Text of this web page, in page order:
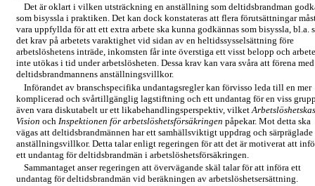
Det är oklart i vilken utsträckning en anställning som deltidsbrandman
som bisyssla i praktiken. Det kan dock konstateras att flera förutsättningar
vara uppfyllda för att ett extra arbete ska kunna godkännas som bisyssla, bl.a.
det krav på arbetets varaktighet vid sidan av en heltidssysselsättning före
arbetslöshetens inträde, inkomsten får inte överstiga ett visst belopp och
inte utökas i tid under arbetslösheten. Dessa krav kan vara svåra att förena med
deltidsbrandmannens anställningsvillkor.
Införandet av branschspecifika undantagsregler kan förvisso leda till en mer
komplicerad och svårtillgänglig lagstiftning och ett undantag för en viss
även vara diskutabelt ur ett likabehandlingsperspektiv, vilket
Vision och Inspektionen för arbetslöshetsförsäkringen påpekar. Mot detta ska
vägas att deltidsbrandmännen har ett samhällsviktigt uppdrag och särpräglade
anställningsvillkor. Detta talar enligt regeringen för att det är motiverat att
ett undantag för deltidsbrandmän i arbetslöshetsförsäkringen.
Sammantaget anser regeringen att övervägande skäl talar för att införa ett
undantag för deltidsbrandmän vid beräkningen av arbetslöshetsersättning.